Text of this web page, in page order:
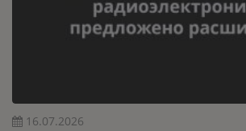
16.07.2026